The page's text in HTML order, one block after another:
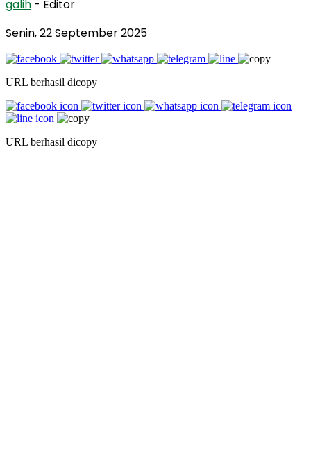
galih - Editor
Senin, 22 September 2025
URL berhasil dicopy
URL berhasil dicopy